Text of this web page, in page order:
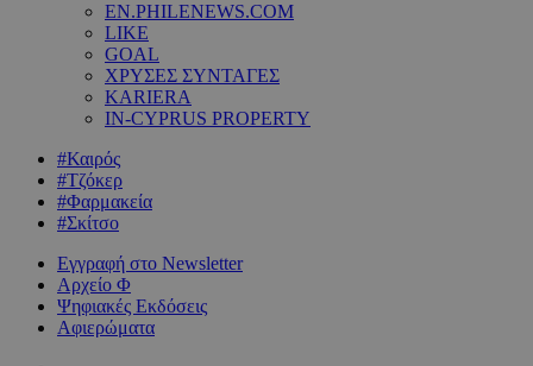
EN.PHILENEWS.COM
LIKE
GOAL
ΧΡΥΣΕΣ ΣΥΝΤΑΓΕΣ
KARIERA
IN-CYPRUS PROPERTY
#Καιρός
#Τζόκερ
#Φαρμακεία
#Σκίτσο
Εγγραφή στο Newsletter
Αρχείο Φ
Ψηφιακές Εκδόσεις
Αφιερώματα